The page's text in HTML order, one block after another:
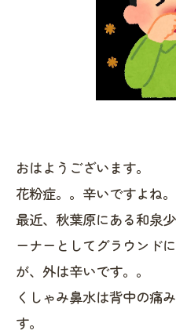
おはようございます。
花粉症。。辛いですよね。
最近、秋葉原にある和泉
ーナーとしてグラウンド
が、外は辛いです。。
くしゃみ鼻水は背中の痛
す。